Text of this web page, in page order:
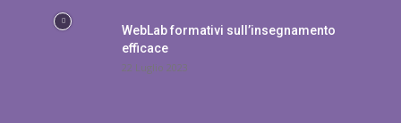
WebLab formativi sull’insegnamento
efficace
22 Luglio 2023